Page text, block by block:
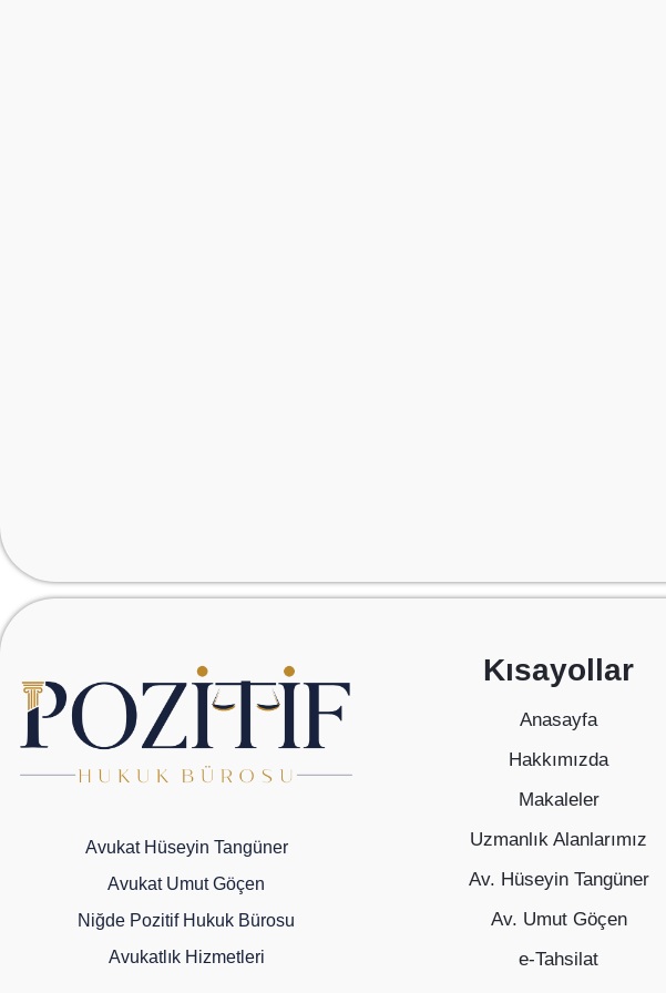
Avukat Hüseyin Tangüner
Avukat Umut Göçen
Niğde Pozitif Hukuk Bürosu
Avukatlık Hizmetleri
Kısayollar
Anasayfa
Hakkımızda
Makaleler
Uzmanlık Alanlarımız
Av. Hüseyin Tangüner
Av. Umut Göçen
e-Tahsilat